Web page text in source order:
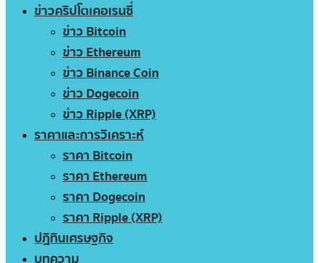
ข่าวคริปโตเคอเรนซี่
ข่าว Bitcoin
ข่าว Ethereum
ข่าว Binance Coin
ข่าว Dogecoin
ข่าว Ripple (XRP)
ราคาและการวิเคราะห์
ราคา Bitcoin
ราคา Ethereum
ราคา Dogecoin
ราคา Ripple (XRP)
ปฏิทินเศรษฐกิจ